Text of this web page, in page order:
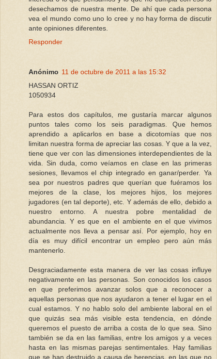
desechamos de nuestra mente. De ahí que cada persona
vea el mundo como uno lo cree y no hay forma de discutir
ante opiniones diferentes.
Responder
Anónimo 11 de octubre de 2011 a las 15:32
HASSAN ORTIZ
1050934
Para estos dos capítulos, me gustaría marcar algunos
puntos tales como los seis paradigmas. Que hemos
aprendido a aplicarlos en base a dicotomías que nos
limitan nuestra forma de apreciar las cosas. Y que a la vez,
tiene que ver con las dimensiones interdependientes de la
vida. Sin duda, como veíamos en clase en las primeras
sesiones, llevamos el chip integrado en ganar/perder. Ya
sea por nuestros padres que querían que fuéramos los
mejores de la clase, los mejores hijos, los mejores
jugadores (en tal deporte), etc. Y además de ello, debido a
nuestro entorno. A nuestra pobre mentalidad de
abundancia. Y es que en el ambiente en el que vivimos
actualmente nos lleva a pensar así. Por ejemplo, hoy en
día es muy difícil encontrar un empleo pero aún más
mantenerlo.
Desgraciadamente esta manera de ver las cosas influye
negativamente en las personas. Son conocidos los casos
en que preferimos avanzar solos que a reconocer a
aquellas personas que nos ayudaron a tener el lugar en el
cual estamos. Y no hablo solo del ambiente laboral en el
que quizás sea más visible esta tendencia, en dónde
queremos el puesto de arriba a costa de lo que sea. Sino
también se da en las familias, entre los amigos y a veces
hasta en las mismas parejas sentimentales. Hay familias
que se han destruido a causa de herencias, en las que no